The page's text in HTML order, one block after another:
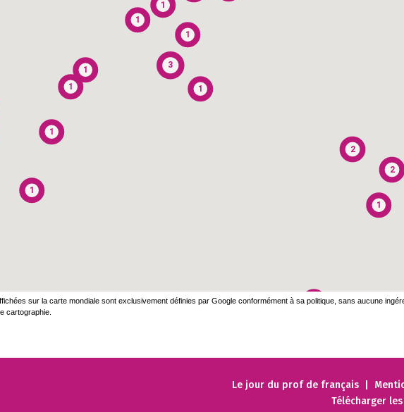
1
1
1
3
1
1
1
1
1
1
1
2
2
sur la carte mondiale sont exclusivement définies par Google conformément à sa politique, sans aucune
cartographie.
Le jour du prof de français |
Télécharger